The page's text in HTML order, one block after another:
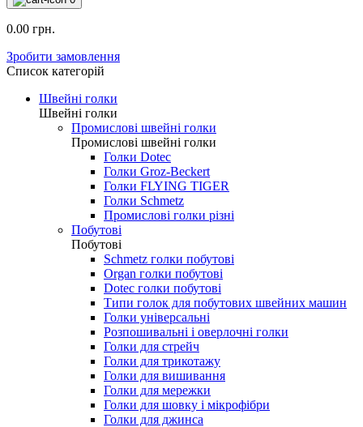
0.00 грн.
Зробити замовлення
Список категорій
Швейні голки
Швейні голки
Промислові швейні голки
Промислові швейні голки
Голки Dotec
Голки Groz-Beckert
Голки FLYING TIGER
Голки Schmetz
Промислові голки різні
Побутові
Побутові
Schmetz голки побутові
Organ голки побутові
Dotec голки побутові
Типи голок для побутових швейних машин
Голки універсальні
Розпошивальні і оверлочні голки
Голки для стрейч
Голки для трикотажу
Голки для вишивання
Голки для мережки
Голки для шовку і мікрофібри
Голки для джинса